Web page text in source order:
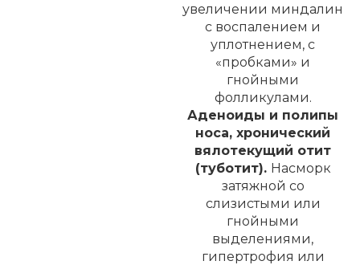
увеличении миндалин
с воспалением и
уплотнением, с
«пробками» и
гнойными
фолликулами.
Аденоиды и полипы
носа, хронический
вялотекущий отит
(туботит). Насморк
затяжной со
слизистыми или
гнойными
выделениями,
гипертрофия или